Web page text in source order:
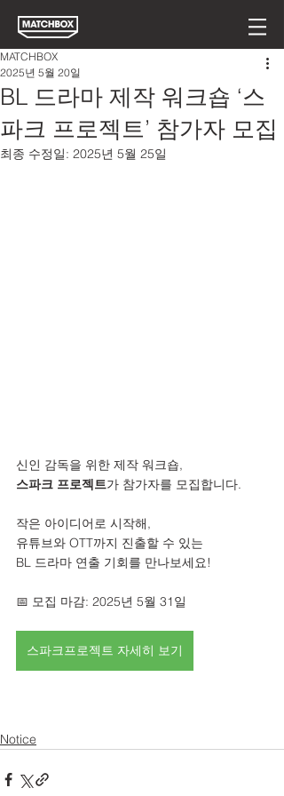
BL 드라마 제작 워크숍 ‘스
파크 프로젝트’ 참가자 모집
MATCHBOX
2025년 5월 20일
최종 수정일: 2025년 5월 25일
신인 감독을 위한 제작 워크숍,
스파크 프로젝트가 참가자를 모집합니다.
작은 아이디어로 시작해,
유튜브와 OTT까지 진출할 수 있는
BL 드라마 연출 기회를 만나보세요!
📅 모집 마감: 2025년 5월 31일
스파크프로젝트 자세히 보기
Notice